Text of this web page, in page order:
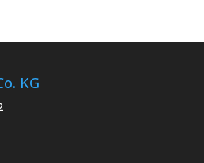
KG